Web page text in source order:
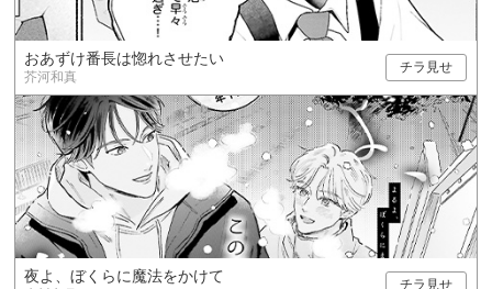
おあずけ番長は惚れさせたい
芥河和真
チラ見せ
夜よ、ぼくらに魔法をかけて チラ見せ